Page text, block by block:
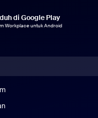
di Google Play
Workplace untuk Android